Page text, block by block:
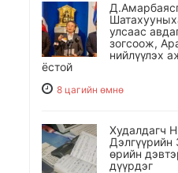
улсаас
зогсоож,
нийлүүлэх
ёстой
8 цагийн өмнө
Худалдагч
Дэлгүүрийн
өрийн
дүүрдэг